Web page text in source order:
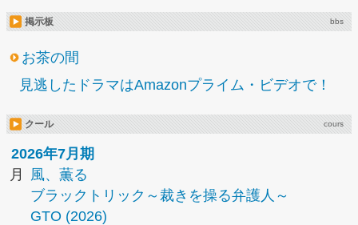
掲示板 bbs
お茶の間
見逃したドラマはAmazonプライム・ビデオで！
クール cours
2026年7月期
月
風、薫る
ブラックトリック～裁きを操る弁護人～
GTO (2026)